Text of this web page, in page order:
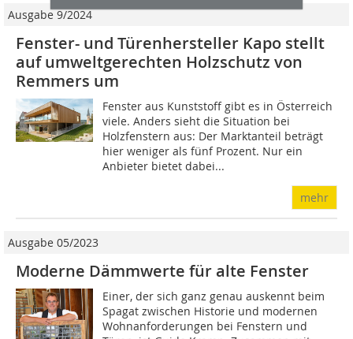
Ausgabe 9/2024
Fenster- und Türenhersteller Kapo stellt
auf umweltgerechten Holzschutz von
Remmers um
Fenster aus Kunststoff gibt es in Österreich
viele. ­Anders sieht die Situation bei
Holzfenstern aus: Der Marktanteil beträgt
hier weniger als fünf Prozent. Nur ein
Anbieter bietet dabei...
mehr
Ausgabe 05/2023
Moderne Dämmwerte für alte Fenster
Einer, der sich ganz genau auskennt beim
Spagat zwischen Historie und modernen
Wohnanforderungen bei Fenstern und